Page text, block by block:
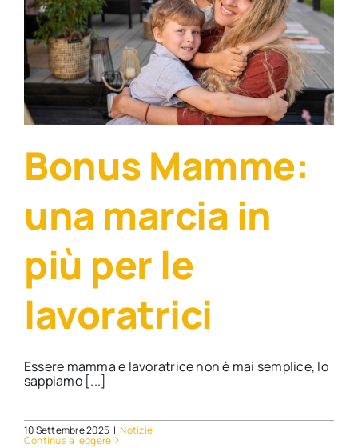
Bonus Mamme:
una marcia in
più per le
lavoratrici
Essere mamma e lavoratrice non è mai semplice, lo
sappiamo [...]
10 Settembre 2025 | Notizie
Continua a leggere